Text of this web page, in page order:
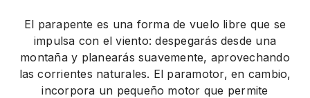
El parapente es una forma de vuelo libre que se
impulsa con el viento: despegarás desde una
montaña y planearás suavemente, aprovechando
las corrientes naturales. El paramotor, en cambio,
incorpora un pequeño motor que permite